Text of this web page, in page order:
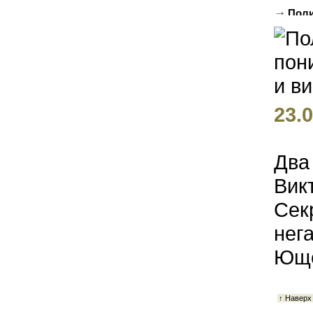
Балоги
Два
↑ Наверх